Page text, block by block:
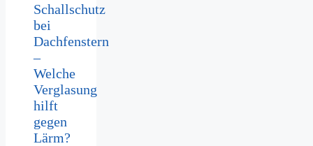
Schallschutz
bei
Dachfenstern
–
Welche
Verglasung
hilft
gegen
Lärm?